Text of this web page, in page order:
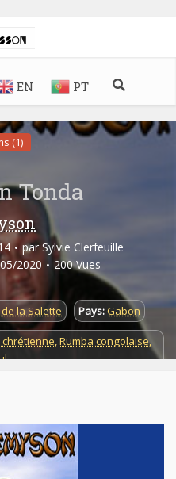
EN PT
(1)
Tonda
par Sylvie Clerfeuille
2020
200 Vues
la Salette Pays:Gabon
,Rumba congolaise,